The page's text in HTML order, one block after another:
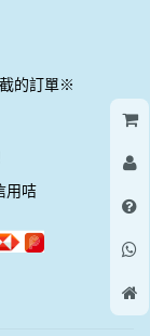
的訂單※
用咭